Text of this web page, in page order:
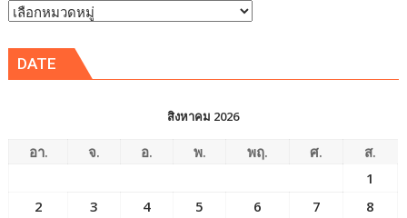
หัวข้อ
DATE
สิงหาคม 2026
อา. จ. อ. พ. พฤ. ศ.
ส.
1
2
3 4 5 6 7
8